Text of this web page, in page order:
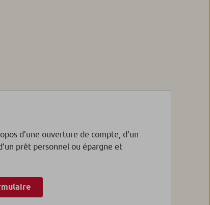
d’une ouverture de compte, d’un
prêt personnel ou épargne et